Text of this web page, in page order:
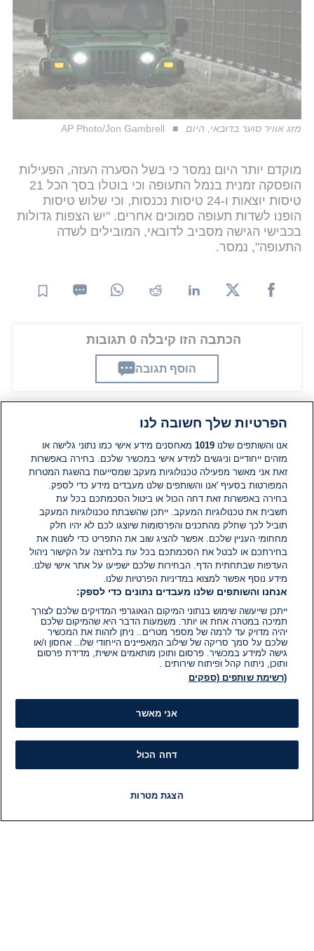
מזג אוויר סוער בדובאי, היום AP Photo/Jon Gambrell
מוקדם יותר היום נמסר כי בשל הסערה העזה, הפעילות
הופסקה זמנית בנמל התעופה וכי בוטלו בסך הכל 21
טיסות יוצאות ו-24 טיסות נכנסות, וכי שלוש טיסות
הופנו לשדות תעופה סמוכים אחרים. "יש הצפות גדולות
בכבישי הגישה מסביב לדובאי, המובילים לשדה
התעופה", נמסר.
הכתבה הזו קיבלה 0 תגובות
הוסף תגובה
תגובות
אין עדיין תגובות. היה הראשון להגיב
הוסף תגובה
הפרטיות שלך חשובה לנו
אנו והשותפים שלנו1019 מאחסנים מידע אישי כמו נתוני גלישה או
מזהים ייחודיים וניגשים למידע אישי במכשיר שלכם. בחירה באפשרות
זאת אני מאשר מפעילה טכנולוגיות מעקב שמסייעות בהשגת המטרות
המפורטות בסעיף 'אנו והשותפים שלנו מעבדים מידע כדי לספק.
בחירה באפשרות זאת דחה הכול או ביטול הסכמתכם בכל עת
תשבית את טכנולוגיות המעקב. ייתכן שהשבתת טכנולוגיות המעקב
תוביל לכך שחלק מהתכנים והפרסומות שיוצגו לכם לא יהיו חלק
מחחומי העניין שלכם. אפשר להציג שוב את התפריט כדי לשנות את
בחירתכם או לבטל את הסכמתכם בכל עת בלחיצה על הקישור ניהול
העדפות שבתחתית הדף. הבחירות שלכם ישפיעו על אתר אישי שלנו.
מידע נוסף אפשר למצוא במדיניות הפרטיות שלנו.
אנחנו והשותפים שלנו מעבדים נתונים כדי לספק:
ייתכן שייעשה שימוש בנתוני המיקום הגאוגרפי המדויקים שלכם לצורך
תמיכה במטרה אחת או יותר. משמעות הדבר היא שהמיקום שלכם
יהיה מדויק עד לרמה של מספר מטרים.. ניתן לזהות את המכשיר
שלכם על סמך סריקה של שילוב המאפיינים הייחודי שלו.. אחסון ו/או
גישה למידע במכשיר. פרסום ותוכן מותאמים אישית, מדידת פרסום
ותוכן, ניתוח קהל ופיתוח שירותים .
(רשימת שותפים (ספקים
אני מאשר
דחה הכול
הצגת מטרות